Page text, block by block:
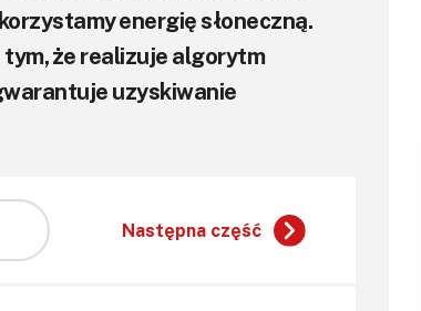
energię słoneczną.
że realizuje algorytm
uzyskiwanie
Następna część